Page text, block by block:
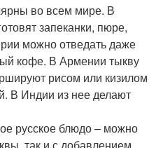
во всем мире. В
запеканки, пюре,
можно отведать даже
кофе. В Армении тыкву
рисом или кизилом
В Индии из нее делают
русское блюдо – можно